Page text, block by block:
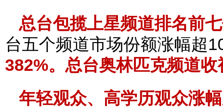
总台包揽上星频道排名前
台五个频道市场份额涨幅超
382%。总台奥林匹克频道
年轻观众、高学历观众涨